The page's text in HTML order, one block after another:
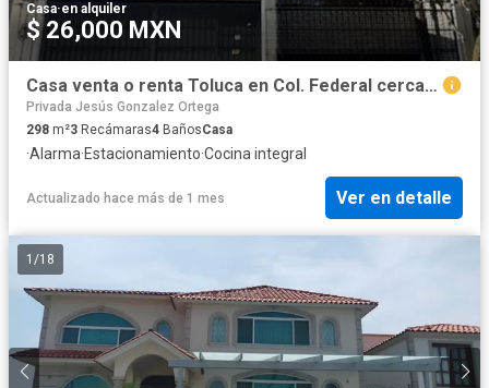
Casa·en alquiler
$ 26,000 MXN
Casa venta o renta Toluca en Col. Federal cerca de Tollocan y del Sanatorio Toluca, remodelada.
Privada Jesús Gonzalez Ortega
298 m²3 Recámaras4 BañosCasa
·Alarma·Estacionamiento·Cocina integral
Actualizado hace más de 1 mes Ver en detalle
1 /18